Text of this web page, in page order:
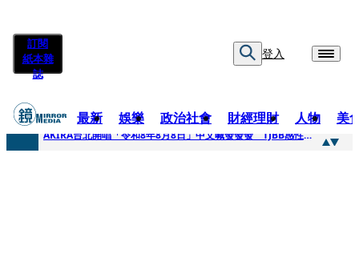
訂閱
紙本雜
誌
登入
最新 娛樂 政治社會 財經理財 人物 美
快訊
AKIRA台北開唱「令和8年8月8日」中文喊發發發 TJBB感性喊「謝謝AKIRA桑」